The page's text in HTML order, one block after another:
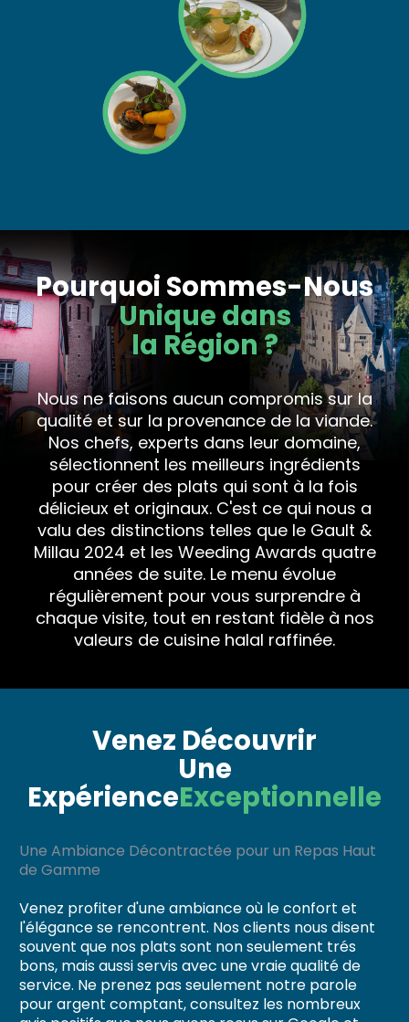
Pourquoi Sommes-Nous
Unique dans
la Région ?
Nous ne faisons aucun compromis sur la
qualité et sur la provenance de la viande.
Nos chefs, experts dans leur domaine,
sélectionnent les meilleurs ingrédients
pour créer des plats qui sont à la fois
délicieux et originaux. C'est ce qui nous a
valu des distinctions telles que le Gault &
Millau 2024 et les Weeding Awards quatre
années de suite. Le menu évolue
régulièrement pour vous surprendre à
chaque visite, tout en restant fidèle à nos
valeurs de cuisine halal raffinée.
Venez Découvrir
Une
ExpérienceExceptionnelle
Une Ambiance Décontractée pour un Repas Haut
de Gamme
Venez profiter d'une ambiance où le confort et
l'élégance se rencontrent. Nos clients nous disent
souvent que nos plats sont non seulement trés
bons, mais aussi servis avec une vraie qualité de
service. Ne prenez pas seulement notre parole
pour argent comptant, consultez les nombreux